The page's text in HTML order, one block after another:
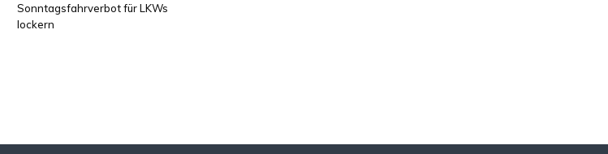
Sonntagsfahrverbot für LKWs
lockern